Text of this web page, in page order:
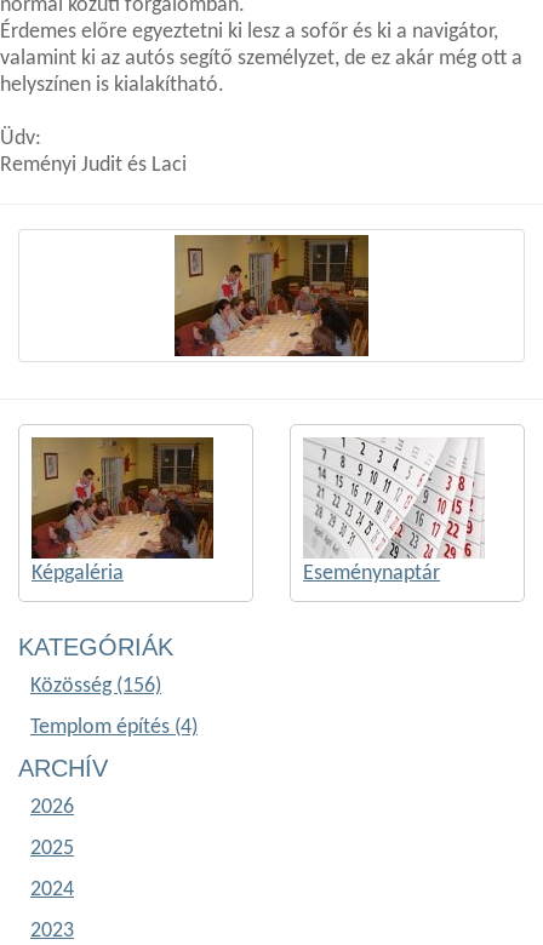
normál közúti forgalomban.
Érdemes előre egyeztetni ki lesz a sofőr és ki a navigátor,
valamint ki az autós segítő személyzet, de ez akár még ott a
helyszínen is kialakítható.
Üdv:
Reményi Judit és Laci
Képgaléria Eseménynaptár
KATEGÓRIÁK
Közösség (156)
Templom építés (4)
ARCHÍV
2026
2025
2024
2023